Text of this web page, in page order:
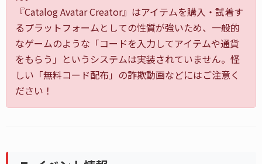
『Catalog Avatar Creator』はアイテムを購入・試着す
るプラットフォームとしての性質が強いため、一般的
なゲームのような「コードを入力してアイテムや通貨
をもらう」というシステムは実装されていません。怪
しい「無料コード配布」の詐欺動画などにはご注意く
ださい！